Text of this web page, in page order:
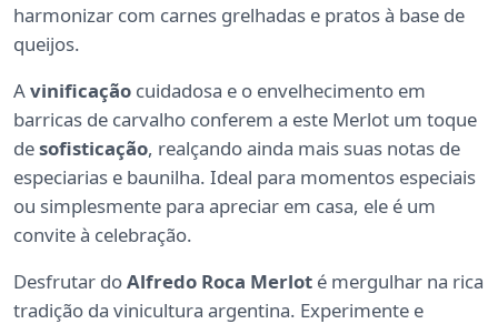
harmonizar com carnes grelhadas e pratos à base de
queijos.
Avinificação cuidadosa e o envelhecimento em
barricas de carvalho conferem a este Merlot um toque
desofisticação, realçando ainda mais suas notas de
especiarias e baunilha. Ideal para momentos especiais
ou simplesmente para apreciar em casa, ele é um
convite à celebração.
Desfrutar doAlfredo Roca Merlot é mergulhar na rica
tradição da vinicultura argentina. Experimente e